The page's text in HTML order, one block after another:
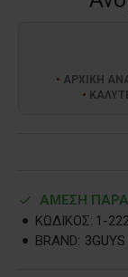
ΑΡΧΙΚΗ
ΑΜΕΣΗ
ΚΩΔΙΚΟΣ: 1-
BRAND: 3GUYS